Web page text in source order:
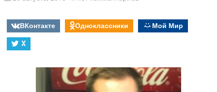
ВКонтакте Одноклассники
Мой Мир
X